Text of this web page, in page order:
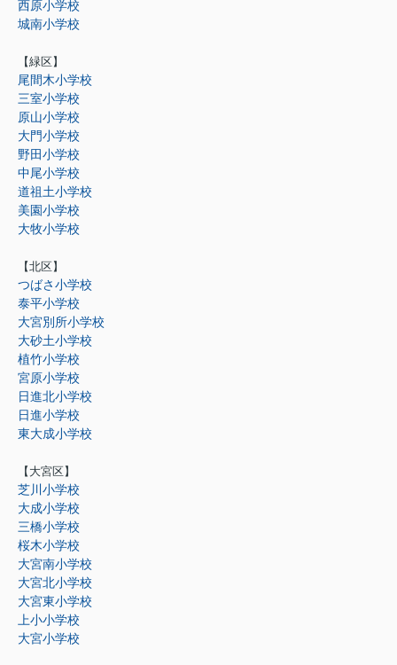
西原小学校
城南小学校
【緑区】
尾間木小学校
三室小学校
原山小学校
大門小学校
野田小学校
中尾小学校
道祖土小学校
美園小学校
大牧小学校
【北区】
つばさ小学校
泰平小学校
大宮別所小学校
大砂土小学校
植竹小学校
宮原小学校
日進北小学校
日進小学校
東大成小学校
【大宮区】
芝川小学校
大成小学校
三橋小学校
桜木小学校
大宮南小学校
大宮北小学校
大宮東小学校
上小小学校
大宮小学校